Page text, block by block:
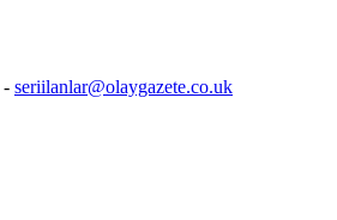
- seriilanlar@olaygazete.co.uk